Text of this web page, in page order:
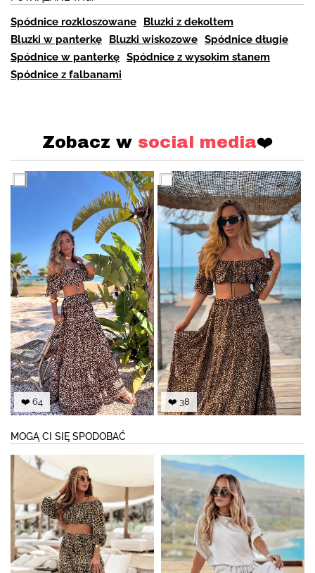
Spódnice rozkloszowane
Bluzki z dekoltem
Bluzki w panterkę
Bluzki wiskozowe Spódnice długie
Spódnice w panterkę Spódnice z wysokim stanem
Spódnice z falbanami
Zobacz w social media❤️
❤️ 64 ❤️ 38
MOGĄ CI SIĘ SPODOBAĆ